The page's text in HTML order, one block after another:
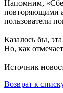
Напомним,
повторяющими
пользователи
Казалось бы,
Но, как
Источник
Возврат к